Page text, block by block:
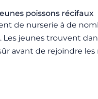
poissons récifaux
de nurserie à de
Les jeunes trouvent
avant de rejoindre les